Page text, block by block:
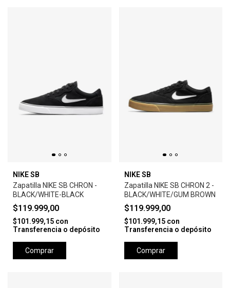
NIKE SB
Zapatilla NIKE SB CHRON -
BLACK/WHITE-BLACK
$119.999,00
$101.999,15 con
Transferencia o depósito
Comprar
NIKE SB
Zapatilla NIKE SB CHRON 2 -
BLACK/WHITE/GUM BROWN
$119.999,00
$101.999,15 con
Transferencia o depósito
Comprar